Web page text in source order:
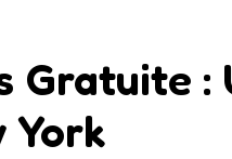
Gratuite
York